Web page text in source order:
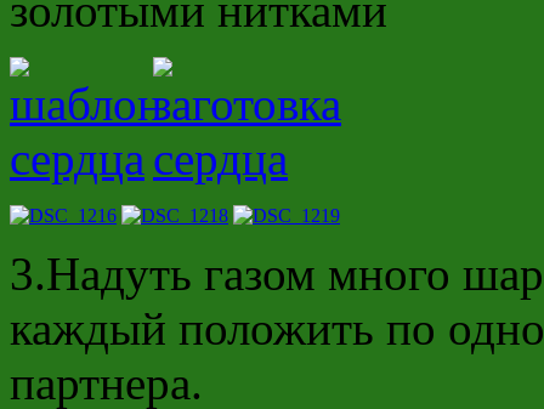
3.Надуть газом много
каждый положить по
партнера.